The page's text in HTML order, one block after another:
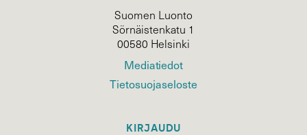
Suomen Luonto
Sörnäistenkatu 1
00580 Helsinki
Mediatiedot
Tietosuojaseloste
KIRJAUDU